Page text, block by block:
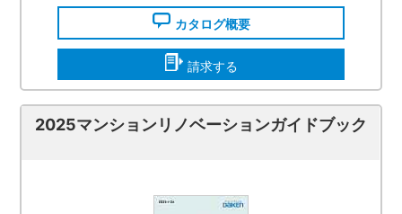
カタログ概要
請求する
2025マンションリノベーションガイドブック